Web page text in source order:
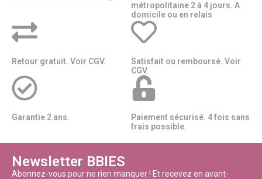
métropolitaine 2 à 4 jours. A
domicile ou en relais​​
Retour gratuit. Voir CGV.
Satisfait ou remboursé. Voir
CGV.
Garantie 2 ans.
Paiement sécurisé. 4 fois sans
frais possible.
Newsletter BBIES
Abonnez-vous pour ne rien manquer ! Et recevez en avant-